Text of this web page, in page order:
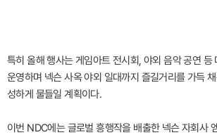
특히 올해 행사는 게임아트 전시회, 야외 음악 공연 등
운영하며 넥슨 사옥 야외 일대까지 즐길거리를 가득
성하게 물들일 계획이다.
이번 NDC에는 글로벌 흥행작을 배출한 넥슨 자회사